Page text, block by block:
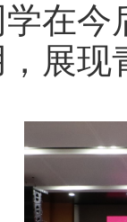
在今
展现